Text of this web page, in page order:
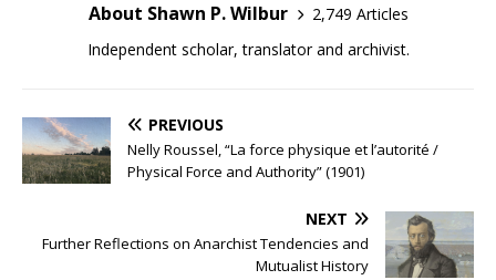
About Shawn P. Wilbur
2,749 Articles
Independent scholar, translator and archivist.
PREVIOUS
Nelly Roussel, “La force physique et l’autorité /
Physical Force and Authority” (1901)
NEXT
Further Reflections on Anarchist Tendencies and
Mutualist History